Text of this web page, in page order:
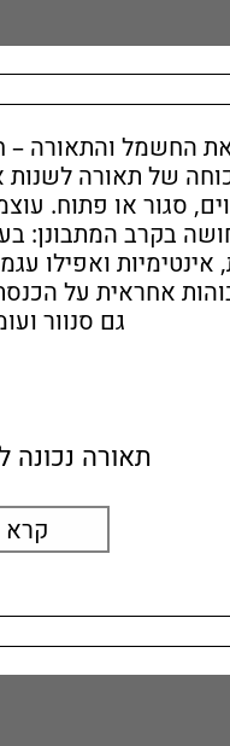
החשמל והתאורה –
של תאורה
סגור או פתוח.
בקרב המתבונן:
אינטימיות ואפילו
אחראית על
גם סנוור
תאורה נכונה
קרא